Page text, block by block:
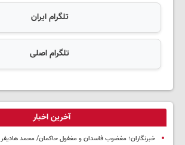
تلگرام ایران
تلگرام اصلی
آخرین اخبار
خبرنگاران؛ مغضوب فاسدان و مغفول حاکمان/ محمد هادیفر